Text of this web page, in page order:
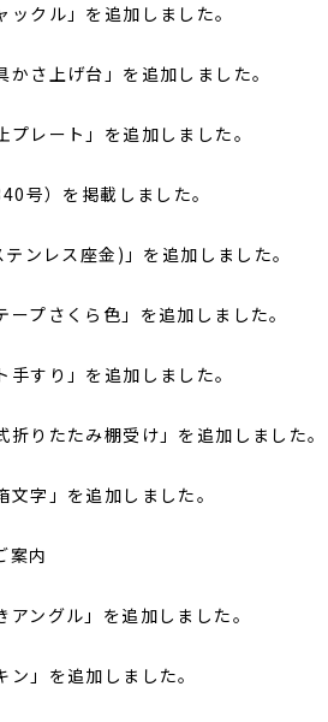
クル」を追加しました。
さ上げ台」を追加しました。
レート」を追加しました。
号）を掲載しました。
ンレス座金)」を追加しました。
プさくら色」を追加しました。
すり」を追加しました。
りたたみ棚受け」を追加しました。
字」を追加しました。
案内
ングル」を追加しました。
」を追加しました。